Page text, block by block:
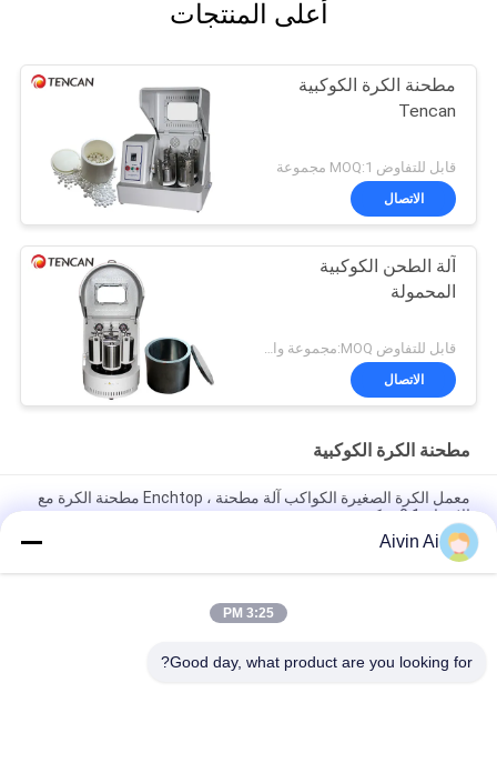
أعلى المنتجات
مطحنة الكرة الكوكبية
Tencan
قابل للتفاوض MOQ:1 مجموعة
الاتصال
آلة الطحن الكوكبية
المحمولة
الاتصال
مطحنة الكرة الكوكبية
معمل الكرة الصغيرة الكواكب آلة مطحنة ، Enchtop مطحنة الكرة مع
الإخراج 0.1 ميكرون
الإخراج 0.1 ميكرون 220 فولت امدادات الطاقة
Aivin Ai
3:25 PM
Good day, what product are you looking for?